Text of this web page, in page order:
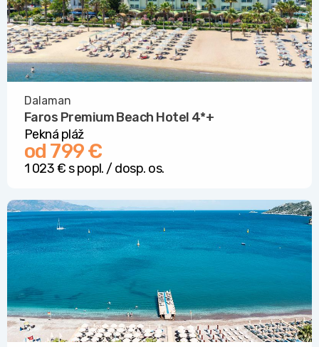
Dalaman
Faros Premium Beach Hotel 4*+
Pekná pláž
od 799 €
1 023 € s popl. / dosp. os.